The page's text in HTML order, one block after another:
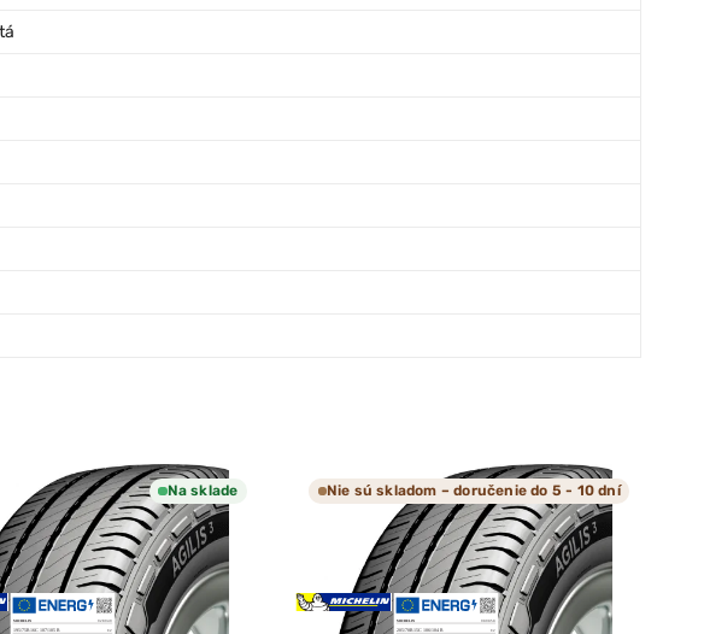
Na sklade Nie sú skladom – doručenie do 5 - 10 dní